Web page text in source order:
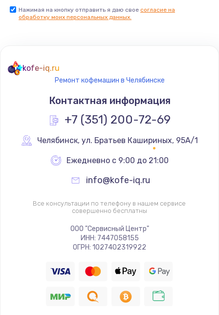
Нажимая на кнопку отправить я даю свое согласие на
обработку моих персональных данных.
kofe-iq.ru
Ремонт кофемашин в Челябинске
Контактная информация
+7 (351) 200-72-69
Челябинск, ул. Братьев Кашириных, 95А/1
Ежедневно с 9:00 до 21:00
info@kofe-iq.ru
Все консультации по телефону в нашем сервисе
совершенно бесплатны
ООО "Сервисный Центр"
ИНН: 7447058155
ОГРН: 1027402319922